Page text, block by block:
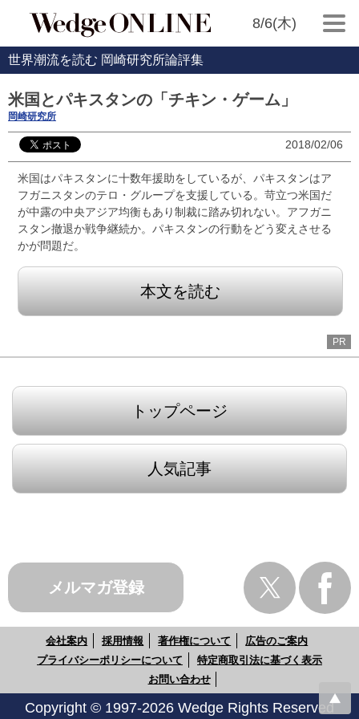
8/6(木)
世界潮流を読む 岡崎研究所論評集
米国とパキスタンの「チキン・ゲーム」
岡崎研究所
2018/02/06
米国はパキスタンに十数年援助をしているが、パキスタンはア
フガニスタンのテロ・グループを支援している。苛立つ米国だ
が中露の中央アジア均衡もあり制裁に踏み切れない。アフガニ
スタン撤退か戦争継続か。パキスタンの行動をどう変えさせる
かが問題だ。
本文を読む
PR
トップページ
人気記事
メルマガ登録
会社案内 採用情報 著作権について
広告のご案内
プライバシーポリシーについて
特定商取引法に基づく表示
お問い合わせ
Copyright © 1997-2026 Wedge Rights Reserved